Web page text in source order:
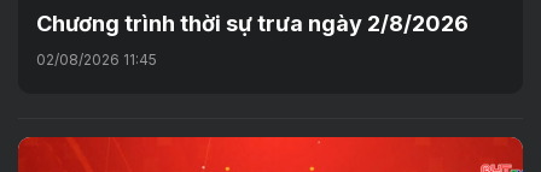
Chương trình thời sự trưa ngày 2/8/2026
02/08/2026 11:45